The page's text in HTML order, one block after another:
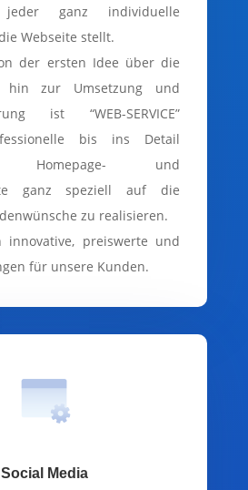
ganz individuelle
Webseite stellt.
der ersten Idee über die
hin zur Umsetzung und
ist “WEB-SERVICE”
bis ins Detail
Homepage- und
ganz speziell auf die
zu realisieren.
innovative, preiswerte und
für unsere Kunden.
Social Media